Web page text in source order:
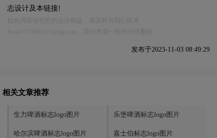
志设计及本链接!
发布于2023-11-03 08:49:29
相关文章推荐
生力啤酒标志logo图片 乐堡啤酒标志logo图片
哈尔滨啤酒标志logo图片 嘉士伯标志logo图片